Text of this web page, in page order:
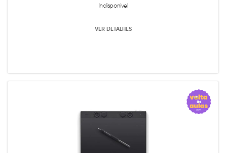
Indisponível
VER DETALHES